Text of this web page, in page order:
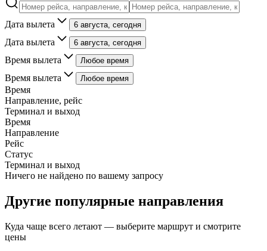
Дата вылета 6 августа, сегодня
Дата вылета 6 августа, сегодня
Время вылета Любое время
Время вылета Любое время
Время
Направление, рейс
Терминал и выход
Время
Направление
Рейс
Статус
Терминал и выход
Ничего не найдено по вашему запросу
Другие популярные направления
Куда чаще всего летают — выберите маршрут и смотрите
цены